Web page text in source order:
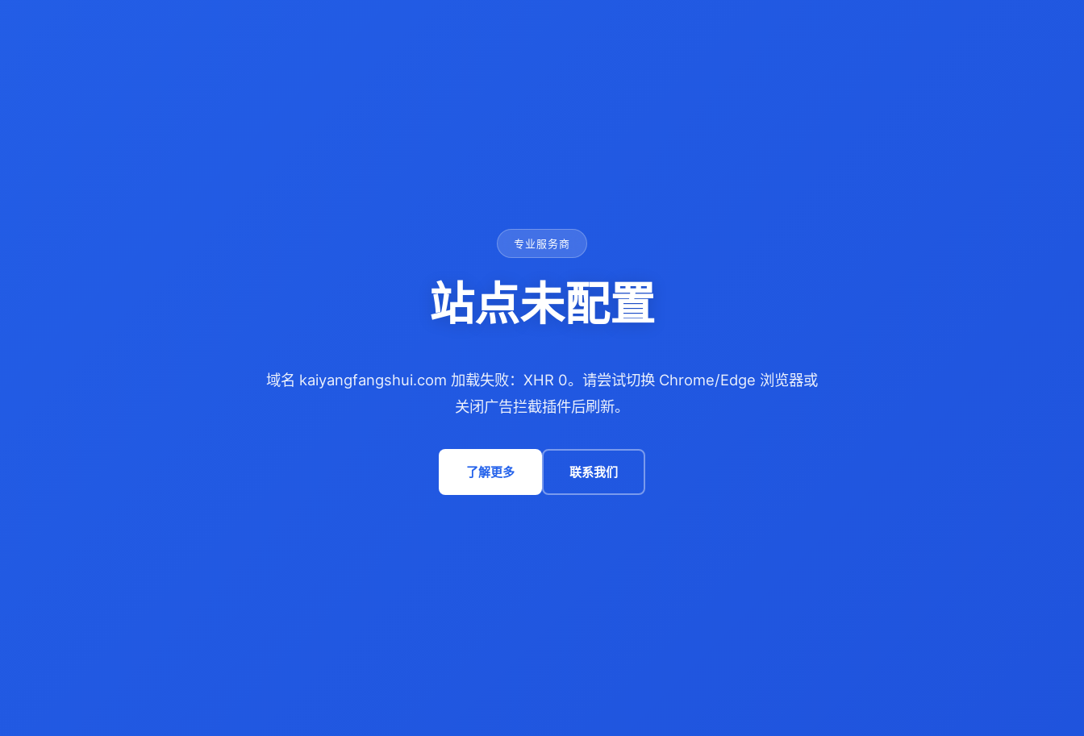
专业服务商
站点未配置
域名 kaiyangfangshui.com 加载失败：XHR 0。请尝试切换 Chrome/Edge 浏览器或
关闭广告拦截插件后刷新。
了解更多 联系我们